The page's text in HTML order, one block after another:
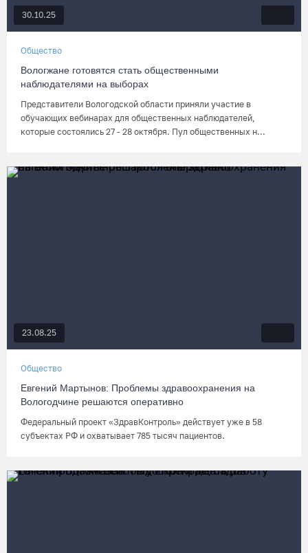
30.10.25
Общество
Вологжане готовятся стать общественными
наблюдателями на выборах
Представители Вологодской области приняли участие в
обучающих вебинарах для общественных наблюдателей,
которые состоялись 27 - 28 октября. Пул общественных н...
23.08.25
Общество
Евгений Мартынов: Проблемы здравоохранения на
Вологодчине решаются оперативно
Федеральный проект «ЗдравКонтроль» действует уже в 58
субъектах РФ и охватывает 785 тысяч пациентов.